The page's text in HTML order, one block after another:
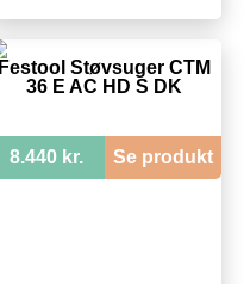
Festool Støvsuger CTM
36 E AC HD S DK
8.440 kr. Se produkt